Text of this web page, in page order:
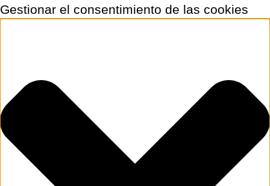
Gestionar el consentimiento de las cookies